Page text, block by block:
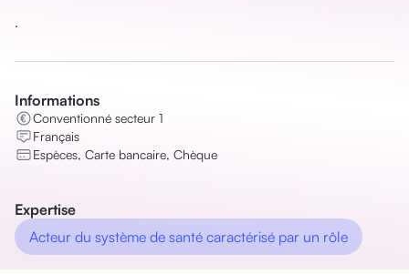
.
Informations
Conventionné secteur 1
Français
Espèces, Carte bancaire, Chèque
Expertise
Acteur du système de santé caractérisé par un rôle